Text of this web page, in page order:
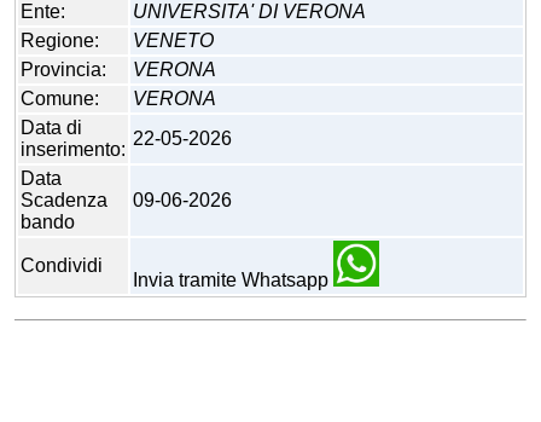
Ente:
UNIVERSITA' DI VERONA
Regione:
VENETO
Provincia:
VERONA
Comune:
VERONA
Data di
inserimento:
22-05-2026
Data
Scadenza
bando
09-06-2026
Condividi
Invia tramite Whatsapp